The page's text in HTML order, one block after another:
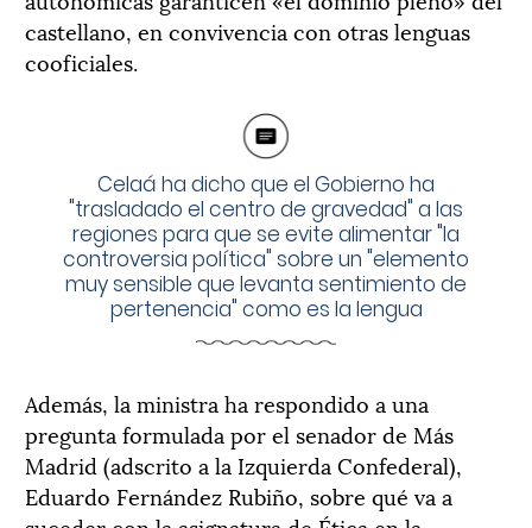
castellano, en convivencia con otras lenguas
cooficiales.
Celaá ha dicho que el Gobierno ha
"trasladado el centro de gravedad" a las
regiones para que se evite alimentar "la
controversia política" sobre un "elemento
muy sensible que levanta sentimiento de
pertenencia" como es la lengua
Además, la ministra ha respondido a una
pregunta formulada por el senador de Más
Madrid (adscrito a la Izquierda Confederal),
Eduardo Fernández Rubiño, sobre qué va a